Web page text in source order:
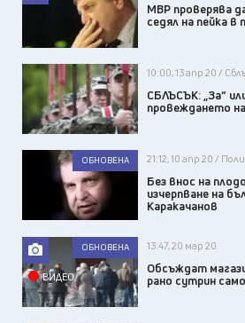
МВР проверява
седял на пейка в
10:00, 13 апр 20 /
СБЛЪСЪК: „За“
провеждането
ОБНОВЕНА 21:12, 10 апр 20 /
Без внос на
изчерпване на
Каракачанов
ВИДЕО
ОБНОВЕНА 13:47, 20 мар 20
Обсъждат
рано сутрин